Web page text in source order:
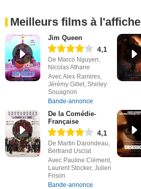
Meilleurs films à l'affiche
Jim Queen
4,1
De Marco Nguyen,
Nicolas Athane
Avec Alex Ramires,
Jérémy Gillet, Shirley
Souagnon
Bande-annonce
De la Comédie-
Française
4,1
De Martin Darondeau,
Bertrand Usclat
Avec Pauline Clément,
Laurent Stocker, Julien
Frison
Bande-annonce